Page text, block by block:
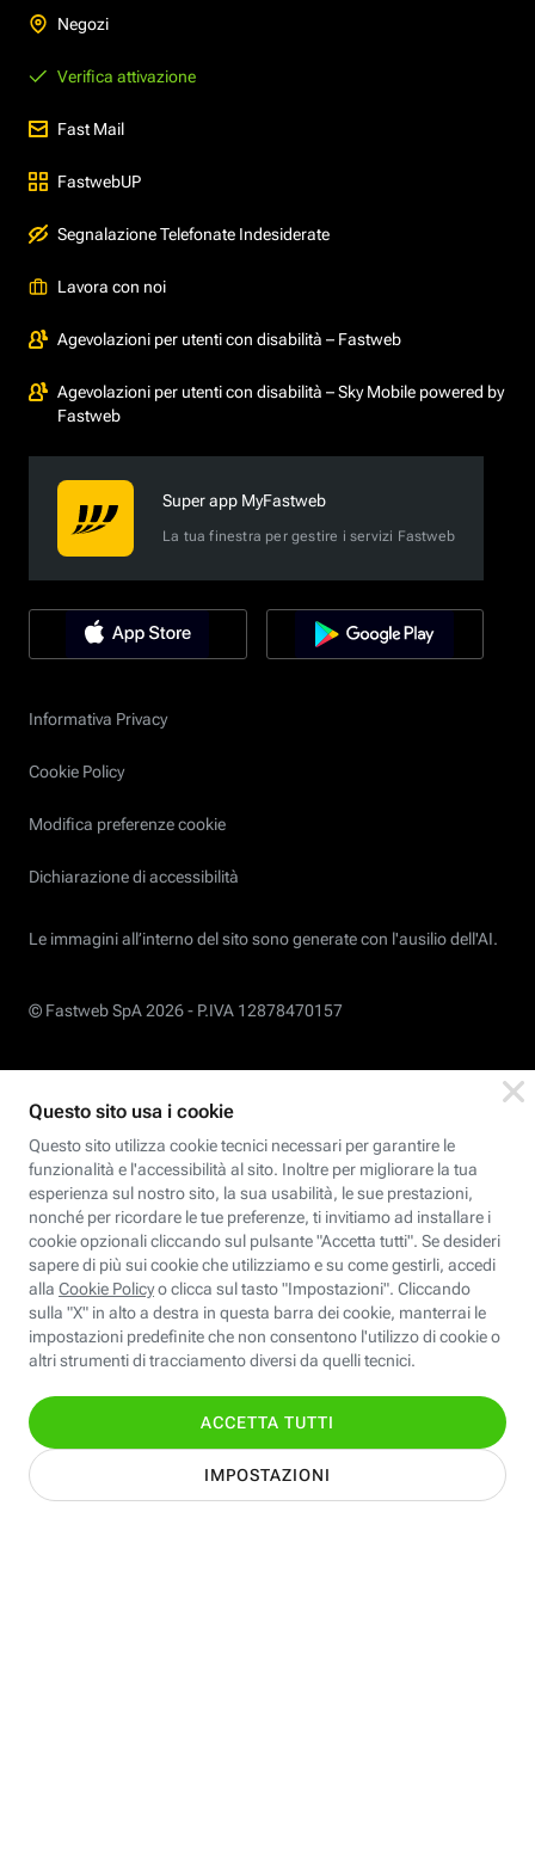
Negozi
Verifica attivazione
Fast Mail
FastwebUP
Segnalazione Telefonate Indesiderate
Lavora con noi
Agevolazioni per utenti con disabilità – Fastweb
Agevolazioni per utenti con disabilità – Sky Mobile powered by
Fastweb
Super app MyFastweb
La tua finestra per gestire i servizi Fastweb
Informativa Privacy
Cookie Policy
Modifica preferenze cookie
Dichiarazione di accessibilità
Le immagini all’interno del sito sono generate con l'ausilio dell'AI.
© Fastweb SpA 2026 - P.IVA 12878470157